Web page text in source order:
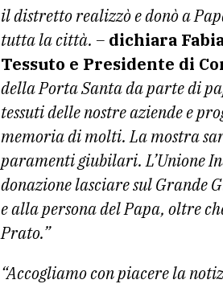
il distretto realizzò e donò a
tutta la città. – dichiara
Tessuto e Presidente di
della Porta Santa da parte di
tessuti delle nostre aziende e
memoria di molti. La mostra
paramenti giubilari. L’Unione
donazione lasciare sul Grande
e alla persona del Papa, oltre
Prato.”
“Accogliamo con piacere la